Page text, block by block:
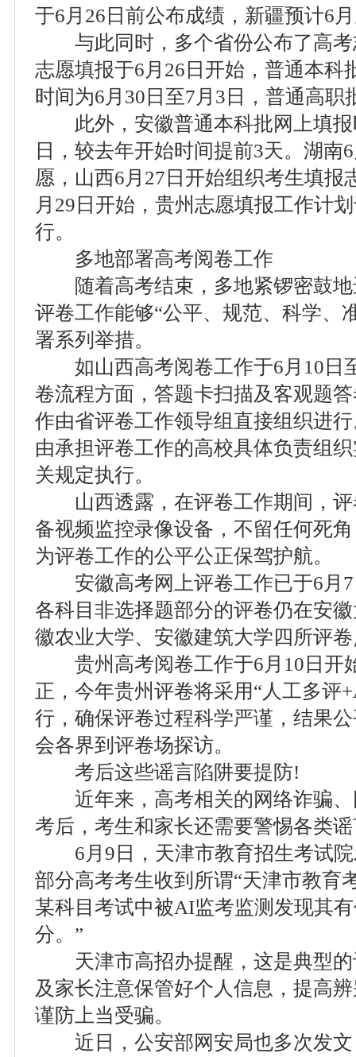
于6月26日前公布成绩，新疆预计6
与此同时，多个省份公布了高考
志愿填报于6月26日开始，普通本科
时间为6月30日至7月3日，普通高职
此外，安徽普通本科批网上填报
日，较去年开始时间提前3天。湖南
愿，山西6月27日开始组织考生填报
月29日开始，贵州志愿填报工作计
行。
多地部署高考阅卷工作
随着高考结束，多地紧锣密鼓地
评卷工作能够“公平、规范、科学、
署系列举措。
如山西高考阅卷工作于6月10日
卷流程方面，答题卡扫描及客观题
作由省评卷工作领导组直接组织进
由承担评卷工作的高校具体负责组
关规定执行。
山西透露，在评卷工作期间，评
备视频监控录像设备，不留任何死
为评卷工作的公平公正保驾护航。
安徽高考网上评卷工作已于6月7
各科目非选择题部分的评卷仍在安
徽农业大学、安徽建筑大学四所评
贵州高考阅卷工作于6月10日开
正，今年贵州评卷将采用“人工多评
行，确保评卷过程科学严谨，结果
会各界到评卷场探访。
考后这些谣言陷阱要提防!
近年来，高考相关的网络诈骗、
考后，考生和家长还需要警惕各类
6月9日，天津市教育招生考试院
部分高考考生收到所谓“天津市教育
某科目考试中被AI监考监测发现其
分。”
天津市高招办提醒，这是典型的
及家长注意保管好个人信息，提高
谨防上当受骗。
近日，公安部网安局也多次发文